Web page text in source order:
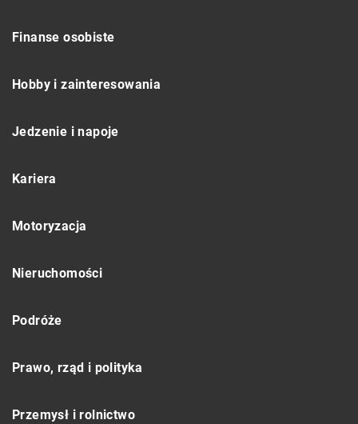
Finanse osobiste
Hobby i zainteresowania
Jedzenie i napoje
Kariera
Motoryzacja
Nieruchomości
Podróże
Prawo, rząd i polityka
Przemysł i rolnictwo